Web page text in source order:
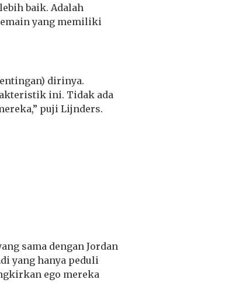
baik. Adalah
yang memiliki
dirinya.
ini. Tidak ada
puji Lijnders.
sama dengan Jordan
yang hanya peduli
ego mereka